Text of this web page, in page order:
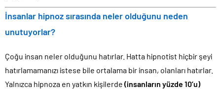
İnsanlar hipnoz sırasında neler olduğunu neden
unutuyorlar?
Çoğu insan neler olduğunu hatırlar. Hatta hipnotist hiçbir şeyi
hatırlamamanızı istese bile ortalama bir insan, olanları hatırlar.
Yalnızca hipnoza en yatkın kişilerde (insanların yüzde 10’u)